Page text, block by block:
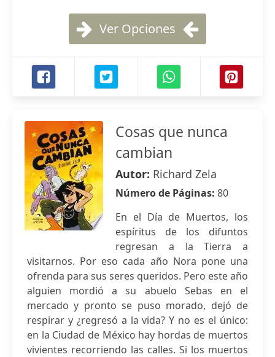
Ver Opciones
Cosas que nunca
cambian
Autor: Richard Zela
Número de Páginas: 80
En el Día de Muertos, los
espíritus de los difuntos
regresan a la Tierra a
visitarnos. Por eso cada año Nora pone una
ofrenda para sus seres queridos. Pero este año
alguien mordió a su abuelo Sebas en el
mercado y pronto se puso morado, dejó de
respirar y ¿regresó a la vida? Y no es el único:
en la Ciudad de México hay hordas de muertos
vivientes recorriendo las calles. Si los muertos